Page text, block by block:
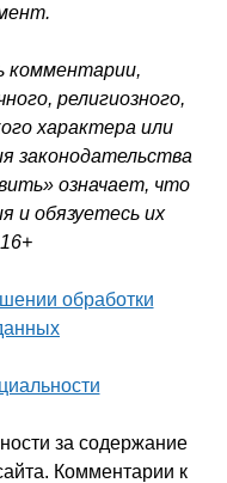
комментарии,
религиозного,
характера или
законодательства
означает, что
и обязуетесь их
обработки
за содержание
Комментарии к